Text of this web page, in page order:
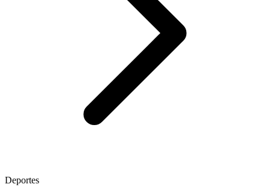
Deportes